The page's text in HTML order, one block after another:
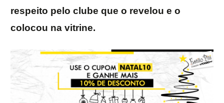
respeito pelo clube que o revelou e o
colocou na vitrine.